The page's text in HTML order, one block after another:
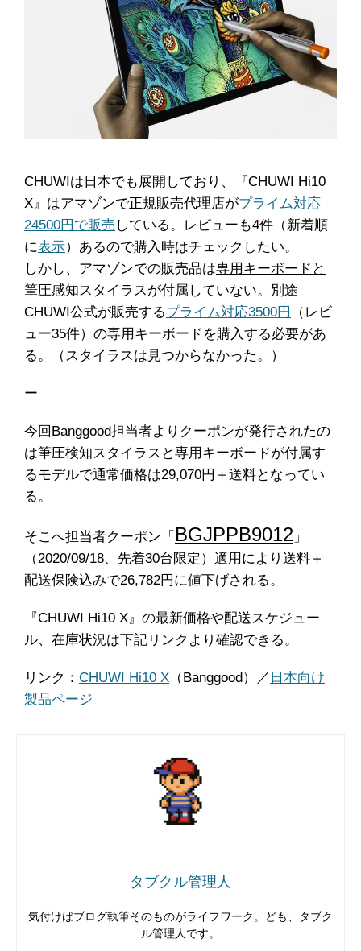
CHUWIは日本でも展開しており、『CHUWI Hi10
X』はアマゾンで正規販売代理店がプライム対応
24500円で販売 している。レビューも4件（新着順
に表示）あるので購入時はチェックしたい。
しかし、アマゾンでの販売品は専用キーボードと
筆圧感知スタイラスが付属していない。別途
CHUWI公式が販売するプライム対応3500円
（レビ
ュー35件）の専用キーボードを購入する必要があ
る。（スタイラスは見つからなかった。）
ー
今回Banggood担当者よりクーポンが発行されたの
は筆圧検知スタイラスと専用キーボードが付属す
るモデルで通常価格は29,070円＋送料となってい
る。
そこへ担当者クーポン「 BGJPPB9012 」
（2020/09/18、先着30台限定）適用により送料＋
配送保険込みで26,782円に値下げされる。
『CHUWI Hi10 X』の最新価格や配送スケジュー
ル、在庫状況は下記リンクより確認できる。
リンク： CHUWI Hi10 X （Banggood）／ 日本向け
製品ページ
タブクル管理人
気付けばブログ執筆そのものがライフワーク。ども、タブク
ル管理人です。